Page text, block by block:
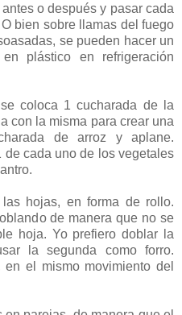
o después y pasar cada
bien sobre llamas del fuego
se pueden hacer un
plástico en refrigeración
coloca 1 cucharada de la
con la misma para crear una
de arroz y aplane.
cada uno de los vegetales
hojas, en forma de rollo.
de manera que no se
hoja. Yo prefiero doblar la
la segunda como forro.
el mismo movimiento del